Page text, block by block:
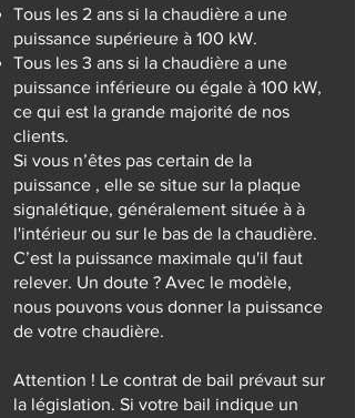
Tous les 2 ans si la chaudière a une
puissance supérieure à 100 kW.
Tous les 3 ans si la chaudière a une
puissance inférieure ou égale à 100 kW,
ce qui est la grande majorité de nos
clients.
Si vous n’êtes pas certain de la
puissance , elle se situe sur la plaque
signalétique, généralement située à à
l'intérieur ou sur le bas de la chaudière.
C’est la puissance maximale qu'il faut
relever. Un doute ? Avec le modèle,
nous pouvons vous donner la puissance
de votre chaudière.
Attention ! Le contrat de bail prévaut sur
la législation. Si votre bail indique un